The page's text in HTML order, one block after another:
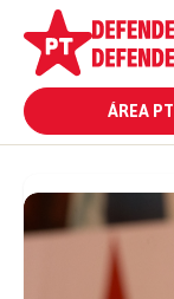
ÁREA PT